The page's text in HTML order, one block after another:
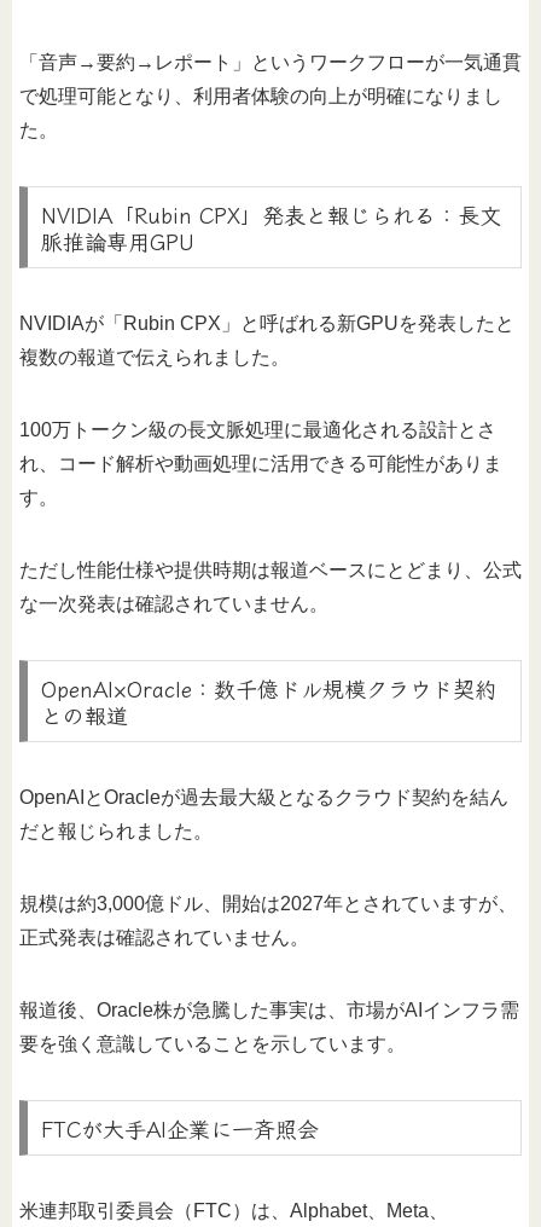
「音声→要約→レポート」というワークフローが一気通貫
で処理可能となり、利用者体験の向上が明確になりまし
た。
NVIDIA「Rubin CPX」発表と報じられる：長文
脈推論専用GPU
NVIDIAが「Rubin CPX」と呼ばれる新GPUを発表したと
複数の報道で伝えられました。
100万トークン級の長文脈処理に最適化される設計とさ
れ、コード解析や動画処理に活用できる可能性がありま
す。
ただし性能仕様や提供時期は報道ベースにとどまり、公式
な一次発表は確認されていません。
OpenAI×Oracle：数千億ドル規模クラウド契約
との報道
OpenAIとOracleが過去最大級となるクラウド契約を結ん
だと報じられました。
規模は約3,000億ドル、開始は2027年とされていますが、
正式発表は確認されていません。
報道後、Oracle株が急騰した事実は、市場がAIインフラ需
要を強く意識していることを示しています。
FTCが大手AI企業に一斉照会
米連邦取引委員会（FTC）は、Alphabet、Meta、